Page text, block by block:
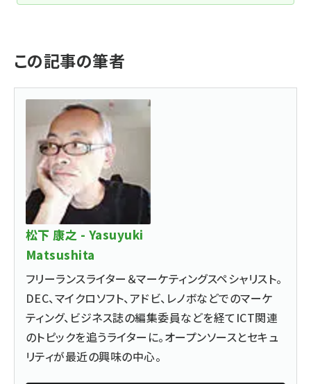
この記事の筆者
松下 康之 - Yasuyuki
Matsushita
フリーランスライター＆マーケティングスペシャリスト。
DEC、マイクロソフト、アドビ、レノボなどでのマーケ
ティング、ビジネス誌の編集委員などを経てICT関連
のトピックを追うライターに。オープンソースとセキュ
リティが最近の興味の中心。